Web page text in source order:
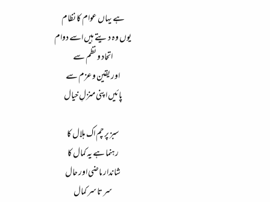
ہے یہاں عوام کا نظام
یوں وہ دیتے ہیں اسے دوام
اتحاد و نظم سے
اور یقین و عزم سے
پائیں اپنی منزلِ خیال
سبز پرچم اک ہلال کا
رہنما ہے یہ کمال کا
شاندار ماضی اور حال
سر تا سر کمال